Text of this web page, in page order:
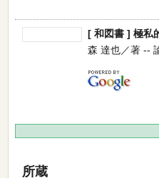
[ 和図書 ] 極私
森 達也／著 --
所蔵